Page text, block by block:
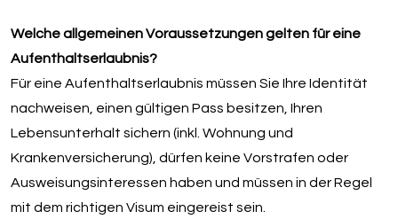
Welche allgemeinen Voraussetzungen gelten für eine
Aufenthaltserlaubnis?
Für eine Aufenthaltserlaubnis müssen Sie Ihre Identität
nachweisen, einen gültigen Pass besitzen, Ihren
Lebensunterhalt sichern (inkl. Wohnung und
Krankenversicherung), dürfen keine Vorstrafen oder
Ausweisungsinteressen haben und müssen in der Regel
mit dem richtigen Visum eingereist sein.